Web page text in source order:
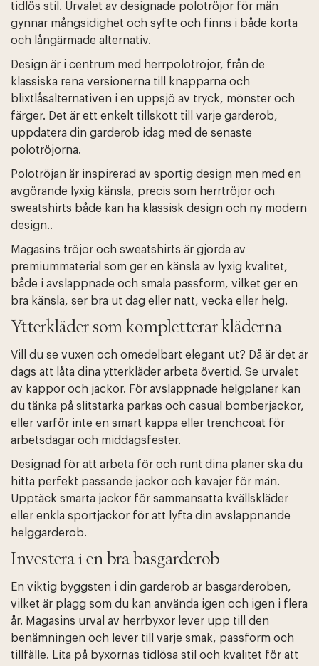
tidlös stil. Urvalet av designade polotröjor för män
gynnar mångsidighet och syfte och finns i både korta
och långärmade alternativ.
Design är i centrum med herrpolotröjor, från de
klassiska rena versionerna till knapparna och
blixtlåsalternativen i en uppsjö av tryck, mönster och
färger. Det är ett enkelt tillskott till varje garderob,
uppdatera din garderob idag med de senaste
polotröjorna.
Polotröjan är inspirerad av sportig design men med en
avgörande lyxig känsla, precis som herrtröjor och
sweatshirts både kan ha klassisk design och ny modern
design..
Magasins tröjor och sweatshirts är gjorda av
premiummaterial som ger en känsla av lyxig kvalitet,
både i avslappnade och smala passform, vilket ger en
bra känsla, ser bra ut dag eller natt, vecka eller helg.
Ytterkläder som kompletterar kläderna
Vill du se vuxen och omedelbart elegant ut? Då är det är
dags att låta dina ytterkläder arbeta övertid. Se urvalet
av kappor och jackor. För avslappnade helgplaner kan
du tänka på slitstarka parkas och casual bomberjackor,
eller varför inte en smart kappa eller trenchcoat för
arbetsdagar och middagsfester.
Designad för att arbeta för och runt dina planer ska du
hitta perfekt passande jackor och kavajer för män.
Upptäck smarta jackor för sammansatta kvällskläder
eller enkla sportjackor för att lyfta din avslappnande
helggarderob.
Investera i en bra basgarderob
En viktig byggsten i din garderob är basgarderoben,
vilket är plagg som du kan använda igen och igen i flera
år. Magasins urval av herrbyxor lever upp till den
benämningen och lever till varje smak, passform och
tillfälle. Lita på byxornas tidlösa stil och kvalitet för att